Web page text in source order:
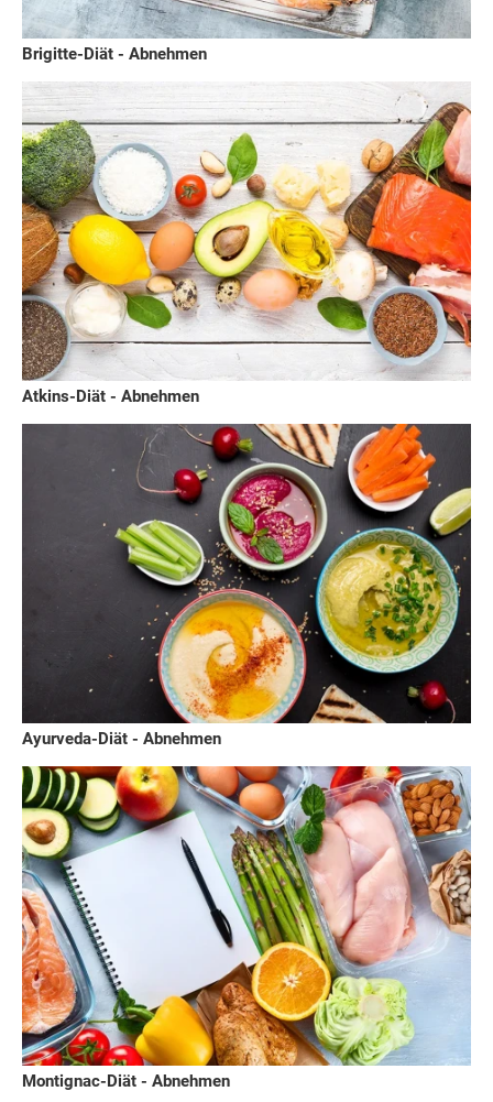
Brigitte-Diät - Abnehmen
Atkins-Diät - Abnehmen
Ayurveda-Diät - Abnehmen
Montignac-Diät - Abnehmen